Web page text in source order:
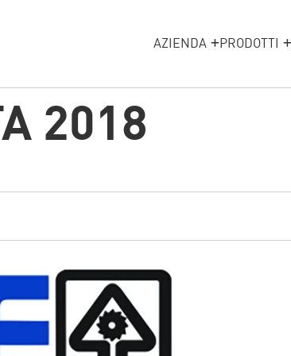
AZIENDA PRODOTTI
2018